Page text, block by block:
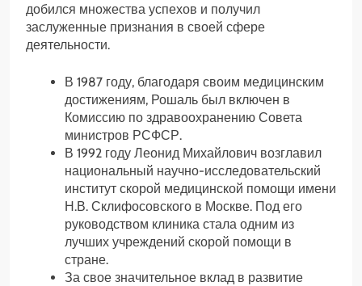
добился множества успехов и получил
заслуженные признания в своей сфере
деятельности.
В 1987 году, благодаря своим медицинским
достижениям, Рошаль был включен в
Комиссию по здравоохранению Совета
министров РСФСР.
В 1992 году Леонид Михайлович возглавил
национальный научно-исследовательский
институт скорой медицинской помощи имени
Н.В. Склифосовского в Москве. Под его
руководством клиника стала одним из
лучших учреждений скорой помощи в
стране.
За свое значительное вклад в развитие